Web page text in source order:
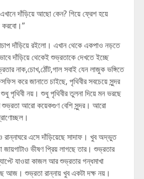
দাঁড়িয়ে আছো কেন? গিয়ে ফ্রেশ হয়ে
দাঁড়িয়ে রইলো। এখান থেকে একপাও নড়তে
দাঁড়িয়ে থেকেই শুভ্রতাকে দেখতে ইচ্ছে
নাক,চোখ,ঠোঁট,গাল সবাই যেন লাজুক ভঙ্গিতে
করে জানাতে চাইছে, পৃথিবীর সবচেয়ে সুন্দর
শুধু পৃথিবী নয়। শুধু পৃথিবীর তুলনা দিয়ে মন ভরছে
শুভ্রতা আরো কয়েকগুণ বেশি সুন্দর। আরো
এসে দাঁড়িয়েছে সাদাফ। খুব অদ্ভুত
জায়গাটাও ভীষণ প্রিয় লাগছে তার। শুভ্রতার
যাওয়া কাজল আর শুভ্রতার গন্ধমাখা
আজ। শুভ্রতা রান্নায় খুব একটা দক্ষ নয়।